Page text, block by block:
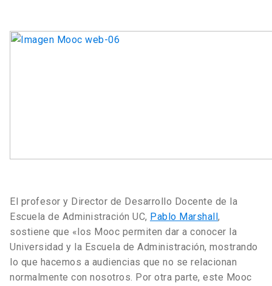
El profesor y Director de Desarrollo Docente de la
Escuela de Administración UC, Pablo Marshall,
sostiene que «los Mooc permiten dar a conocer la
Universidad y la Escuela de Administración, mostrando
lo que hacemos a audiencias que no se relacionan
normalmente con nosotros. Por otra parte, este Mooc